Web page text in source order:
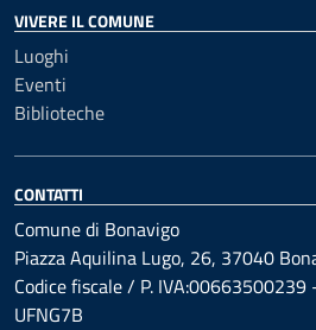
VIVERE IL COMUNE
Luoghi
Eventi
Biblioteche
CONTATTI
Comune di Bonavigo
Piazza Aquilina Lugo, 26, 37040
Codice fiscale / P.
UFNG7B